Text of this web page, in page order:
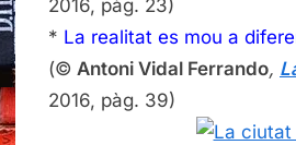
2016, pàg. 23)
* La realitat es mou a
(© Antoni Vidal Ferrando,
2016, pàg. 39)